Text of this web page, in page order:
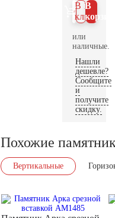
В
В 1
клик
или
наличные.
Нашли
дешевле?
Сообщите
и
получите
скидку.
Похожие
Вертикальные